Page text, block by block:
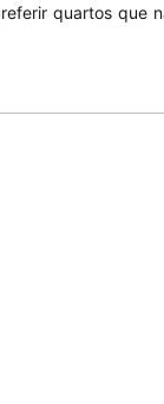
quartos que